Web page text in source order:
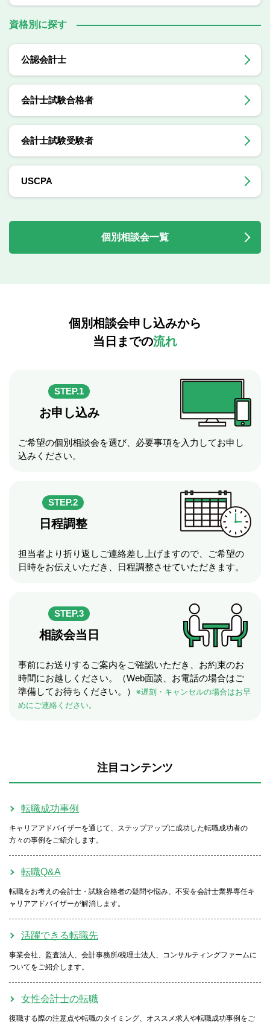
資格別に探す
公認会計士
会計士試験合格者
会計士試験受験者
USCPA
個別相談会一覧
個別相談会申し込みから
当日までの流れ
STEP.1
お申し込み
ご希望の個別相談会を選び、必要事項を入力してお申し
込みください。
STEP.2
日程調整
担当者より折り返しご連絡差し上げますので、ご希望の
日時をお伝えいただき、日程調整させていただきます。
STEP.3
相談会当日
事前にお送りするご案内をご確認いただき、お約束のお
時間にお越しください。（Web面談、お電話の場合はご
準備してお待ちください。）
※遅刻・キャンセルの場合はお早
めにご連絡ください。
注目コンテンツ
転職成功事例
キャリアアドバイザーを通じて、ステップアップに成功した転職成功者の
方々の事例をご紹介します。
転職Q&A
転職をお考えの会計士・試験合格者の疑問や悩み、不安を会計士業界専任キ
ャリアアドバイザーが解消します。
活躍できる転職先
事業会社、監査法人、会計事務所/税理士法人、コンサルティングファームに
ついてをご紹介します。
女性会計士の転職
復職する際の注意点や転職のタイミング、オススメ求人や転職成功事例をご